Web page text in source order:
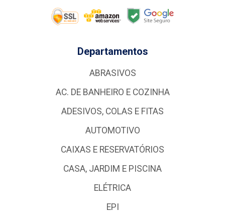
Departamentos
ABRASIVOS
AC. DE BANHEIRO E COZINHA
ADESIVOS, COLAS E FITAS
AUTOMOTIVO
CAIXAS E RESERVATÓRIOS
CASA, JARDIM E PISCINA
ELÉTRICA
EPI